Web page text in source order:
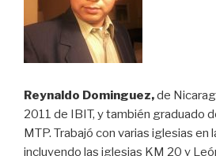
Reynaldo Dominguez,de
2011 de IBIT, y también graduado
MTP. Trabajó con varias iglesias en
incluyendo las iglesias KM 20 y